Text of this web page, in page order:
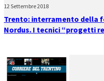
12 Settembre 2018
Trento: interramento della
Nordus. I tecnici “progetti